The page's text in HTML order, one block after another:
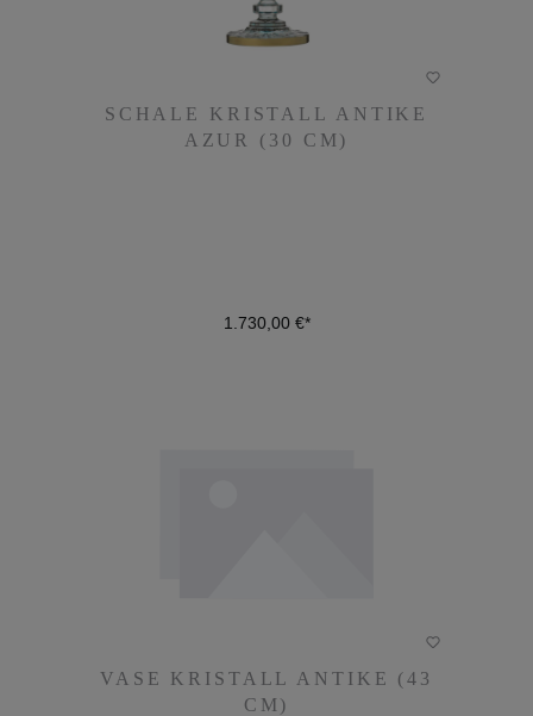
SCHALE KRISTALL ANTIKE
AZUR (30 CM)
1.730,00 €*
AZUR (30 CM)
DETAILS
VASE KRISTALL ANTIKE (43
CM)
CM)